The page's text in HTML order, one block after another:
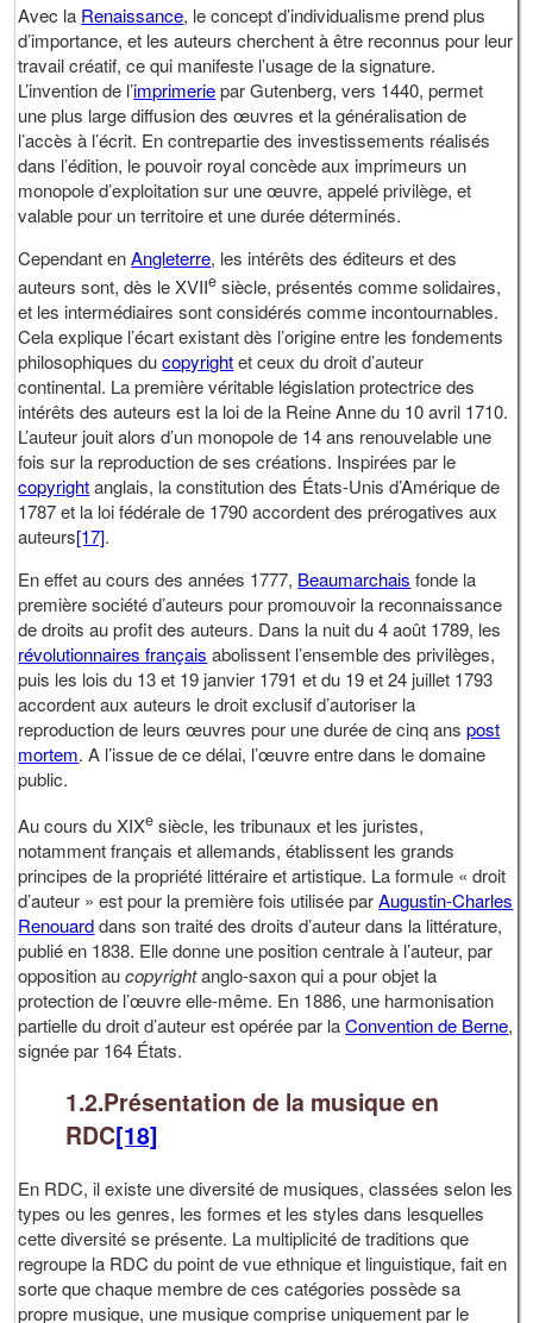
Avec la Renaissance, le concept d’individualisme prend plus
d’importance, et les auteurs cherchent à être reconnus pour leur
travail créatif, ce qui manifeste l’usage de la signature.
L’invention de l’imprimeriepar Gutenberg, vers 1440, permet
une plus large diffusion des œuvres et la généralisation de
l’accès à l’écrit. En contrepartie des investissements réalisés
dans l’édition, le pouvoir royal concède aux imprimeurs un
monopole d’exploitation sur une œuvre, appelé privilège, et
valable pour un territoire et une durée déterminés.
Cependant enAngleterre, les intérêts des éditeurs et des
auteurs sont, dès le XVIIe siècle, présentés comme solidaires,
et les intermédiaires sont considérés comme incontournables.
Cela explique l’écart existant dès l’origine entre les fondements
philosophiques ducopyrightet ceux du droit d’auteur
continental. La première véritable législation protectrice des
intérêts des auteurs est la loi de la Reine Anne du 10 avril 1710.
L’auteur jouit alors d’un monopole de 14 ans renouvelable une
fois sur la reproduction de ses créations. Inspirées par le
copyrightanglais, la constitution des États-Unis d’Amérique de
1787 et la loi fédérale de 1790 accordent des prérogatives aux
auteurs[17].
En effet au cours des années 1777, Beaumarchais fonde la
première société d’auteurs pour promouvoir la reconnaissance
de droits au profit des auteurs. Dans la nuit du 4 août 1789, les
révolutionnaires français abolissent l’ensemble des privilèges,
puis les lois du 13 et 19 janvier 1791 et du 19 et 24 juillet 1793
accordent aux auteurs le droit exclusif d’autoriser la
reproduction de leurs œuvres pour une durée de cinq anspost
mortem. A l’issue de ce délai, l’œuvre entre dans le domaine
public.
Au cours du XIXe siècle, les tribunaux et les juristes,
notamment français et allemands, établissent les grands
principes de la propriété littéraire et artistique. La formule « droit
d’auteur » est pour la première fois utilisée parAugustin-Charles
Renouarddans son traité des droits d’auteur dans la littérature,
publié en 1838. Elle donne une position centrale à l’auteur, par
opposition aucopyrightanglo-saxon qui a pour objet la
protection de l’œuvre elle-même. En 1886, une harmonisation
partielle du droit d’auteur est opérée par laConvention de Berne,
signée par 164 États.
1.2.Présentation de la musique en
RDC[18]
En RDC, il existe une diversité de musiques, classées selon les
types ou les genres, les formes et les styles dans lesquelles
cette diversité se présente. La multiplicité de traditions que
regroupe la RDC du point de vue ethnique et linguistique, fait en
sorte que chaque membre de ces catégories possède sa
propre musique, une musique comprise uniquement par le